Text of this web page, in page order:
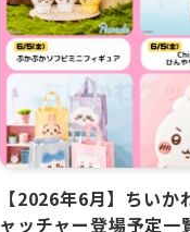
【2026年6月】ちい
ャッチャー登場予定一